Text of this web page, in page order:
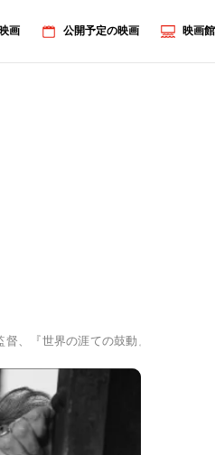
画 公開予定の映画 映画
、『世界の涯ての鼓動』で「表現の